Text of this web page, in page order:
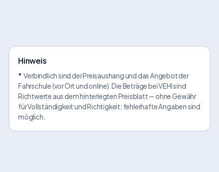
Hinweis
* Verbindlich sind der Preisaushang und das Angebot der
Fahrschule (vor Ort und online). Die Beträge bei VEHI sind
Richtwerte aus dem hinterlegten Preisblatt — ohne Gewähr
für Vollständigkeit und Richtigkeit; fehlerhafte Angaben sind
möglich.